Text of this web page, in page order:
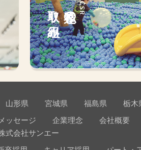
CSR
私達の
取り組み
山形県 宮城県 福島県 栃木
メッセージ 企業理念 会社概要
式会社サンエー